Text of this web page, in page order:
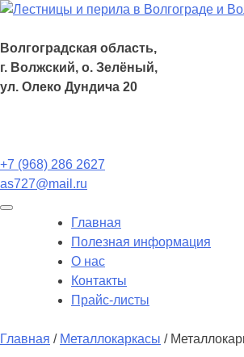
Волгоградская область,
г. Волжский, о. Зелёный,
ул. Олеко Дундича 20
+7 (968) 286 2627
as727@mail.ru
Главная
Полезная информация
О нас
Контакты
Прайс-листы
Главная / Металлокаркасы /